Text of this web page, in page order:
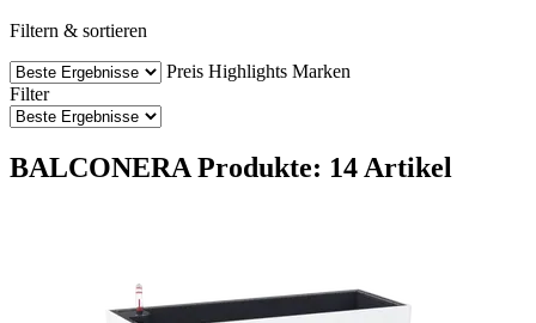
Filtern & sortieren
Preis Highlights Marken
Filter
BALCONERA Produkte: 14 Artikel